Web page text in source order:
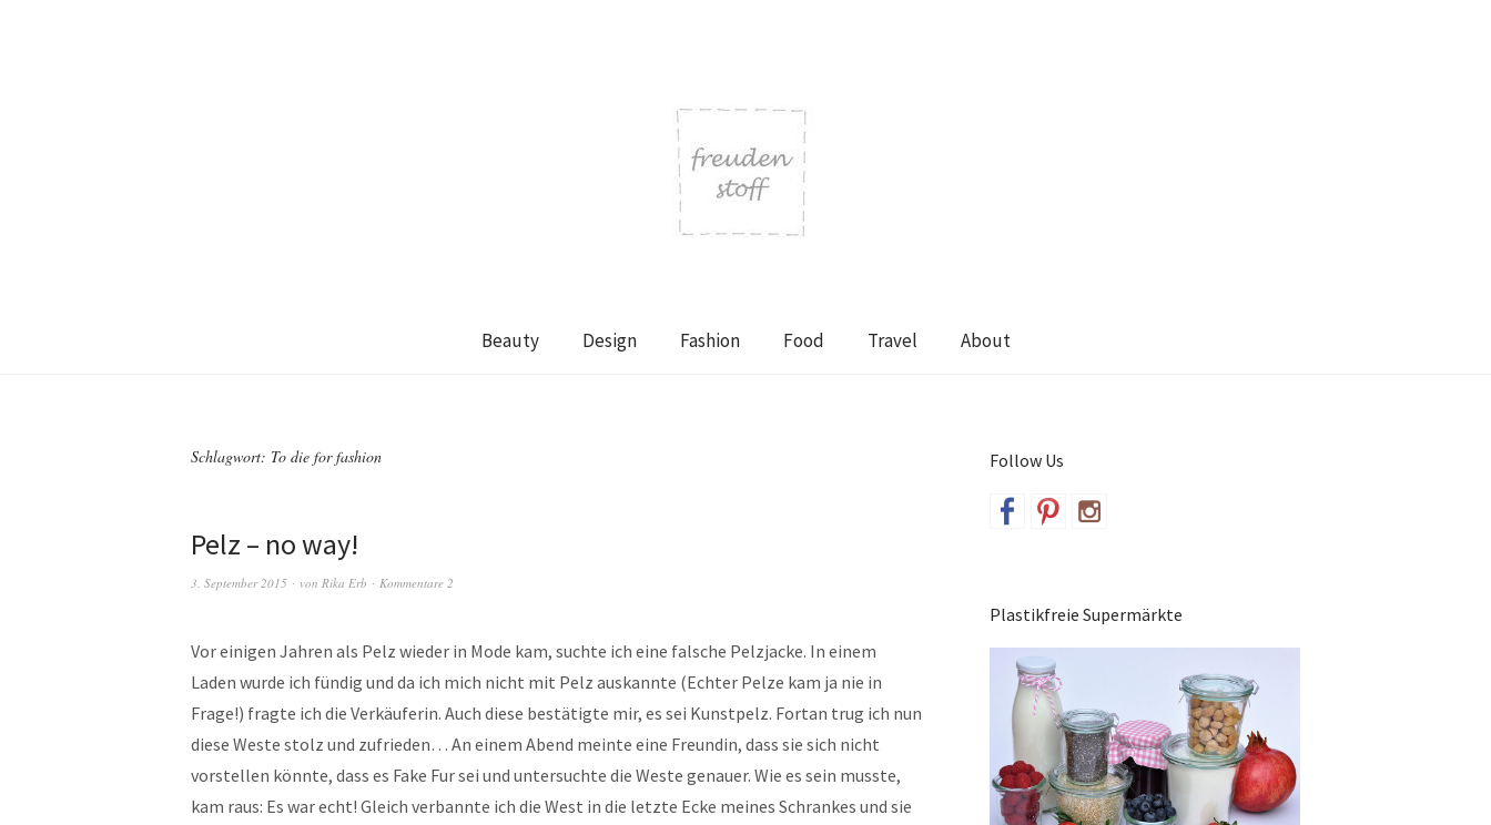
Beauty Design Fashion Food Travel About
Schlagwort: To die for fashion
Pelz – no way!
3. September 2015 von Rika Erb Kommentare 2
Vor einigen Jahren als Pelz wieder in Mode kam, suchte ich eine falsche Pelzjacke. In einem
Laden wurde ich fündig und da ich mich nicht mit Pelz auskannte (Echter Pelze kam ja nie in
Frage!) fragte ich die Verkäuferin. Auch diese bestätigte mir, es sei Kunstpelz. Fortan trug ich nun
diese Weste stolz und zufrieden… An einem Abend meinte eine Freundin, dass sie sich nicht
vorstellen könnte, dass es Fake Fur sei und untersuchte die Weste genauer. Wie es sein musste,
kam raus: Es war echt! Gleich verbannte ich die West in die letzte Ecke meines Schrankes und sie
Follow Us
Plastikfreie Supermärkte